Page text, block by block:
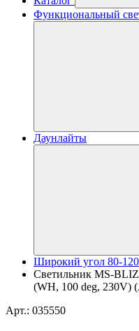
Функциональный
Даунлайты
Широкий угол 80-
Светильник MS-
(WH, 100 deg, 230V)
Арт.: 035550